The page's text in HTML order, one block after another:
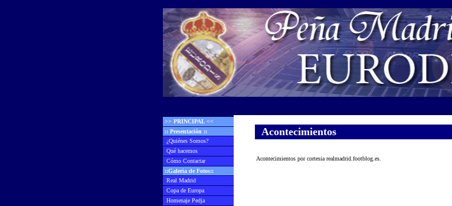
>> PRINCIPAL <<
:: Presentación ::
¿Quiénes Somos?
Qué hacemos
Cómo Contactar
::Galeria de Fotos::
Real Madrid
Copa de Europa
Homenaje Pedja
Acontecimientos
Acontecimientos por cortesia realmadrid.footblog.es.